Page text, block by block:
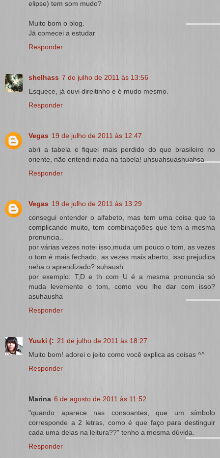
elipse) tem som mudo?
Muito bom o blog.
Já comecei a estudar
Responder
shelhass 7 de julho de 2011 às 13:56
Esquece, já ouvi direitinho e é mudo mesmo.
Responder
Vegas 19 de julho de 2011 às 12:47
abri a tabela e fiquei mais perdido do que brasileiro no
oriente, não entendi nada na tabela! uhsuahsuashuahsa
Responder
Vegas 19 de julho de 2011 às 13:29
consegui entender o alfabeto, mas tem uma coisa que ta
complicando muito, tem combinaçoões que tem a mesma
pronuncia..
por várias vezes notei isso,muda um pouco o tom, as vezes
o tom é mais fechado, as vezes mais aberto, isso prejudica
neha o aprendizado? suhaush
por exemplo: T,D e th com U é a mesma pronuncia só
muda levemente o tom, como vou lhe dar com isso?
asuhausha
Responder
Yuuki (: 21 de julho de 2011 às 18:27
Muito bom! adorei o jeito como você explica as coisas ^^
Responder
Marina 6 de agosto de 2011 às 11:52
"quando aparece nas consoantes, que um símbolo
corresponde a 2 letras, como é que faço para destinguir
cada uma delas na leitura??" tenho a mesma dúvida.
Responder